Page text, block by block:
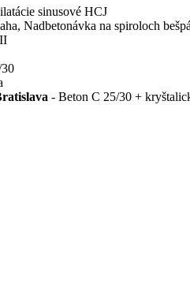
sinusové HCJ
Nadbetonávka na spiroloch
- Beton C 25/30 +